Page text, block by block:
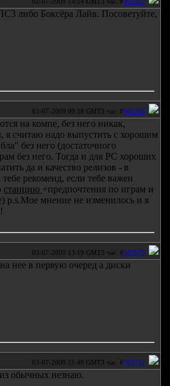
либо Боксёра Лайв. Посоветуйте,
03-07-2009 09:18 GMT3 час. #963336
на компе, без него никак,
считаю надо выпустить с хорошим
без него (достаточного
без него. Тогда и для РС хороших
да и качество релизов - в
рекоменд, если тебе важен
станцию +предпочтения по играм и
p.s.Мое мнение не изменилось и я
03-07-2009 13:19 GMT3 час. #963579
нее в первую очеред а диски
03-07-2009 15:49 GMT3 час. #963721
обычных незнаю.